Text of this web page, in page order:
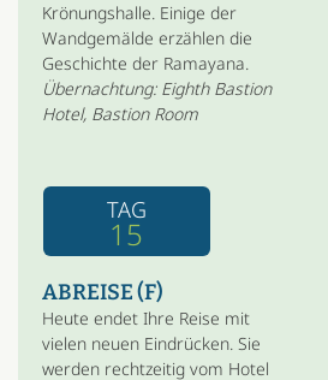
Krönungshalle. Einige der
Wandgemälde erzählen die
Geschichte der Ramayana.
Übernachtung: Eighth Bastion
Hotel, Bastion Room
TAG
15
ABREISE (F)
Heute endet Ihre Reise mit
vielen neuen Eindrücken. Sie
werden rechtzeitig vom Hotel